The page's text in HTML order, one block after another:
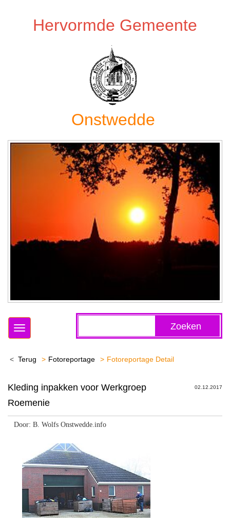
Hervormde Gemeente
Onstwedde
Zoeken
Toggle
Terug Fotoreportage Fotoreportage Detail
02.12.2017
Kleding inpakken voor Werkgroep
Roemenie
Door: B. Wolfs Onstwedde.info